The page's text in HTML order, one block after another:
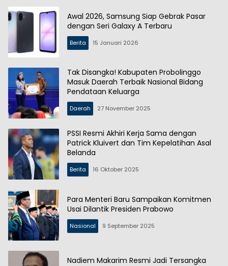
Awal 2026, Samsung Siap Gebrak Pasar
dengan Seri Galaxy A Terbaru
Berita 15 Januari 2026
Tak Disangka! Kabupaten Probolinggo
Masuk Daerah Terbaik Nasional Bidang
Pendataan Keluarga
Daerah 27 November 2025
PSSI Resmi Akhiri Kerja Sama dengan
Patrick Kluivert dan Tim Kepelatihan Asal
Belanda
Berita 16 Oktober 2025
Para Menteri Baru Sampaikan Komitmen
Usai Dilantik Presiden Prabowo
Nasional 9 September 2025
Nadiem Makarim Resmi Jadi Tersangka